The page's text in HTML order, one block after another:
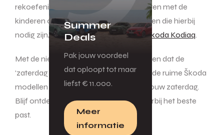
Summer
Deals
Pak jouw voordeel
dat oploopt tot maar
liefst € 11.000.
Meer
informatie
rekoefeningen tijdens een sportles, skaten met de
kinderen of een potje bowlen. Alle spullen die hierbij
nodig zijn, vinden een plek in de ruime
Škoda Kodiaq.
Met de nieuwe campagne laat Škoda zien dat de
‘zaterdag van Škoda’ blijft inspireren en de ruime Škoda
modellen de ideale metgezel zijn voor jouw zaterdag.
Blijf ontdekken en kies de Škoda die hierbij het beste
past.